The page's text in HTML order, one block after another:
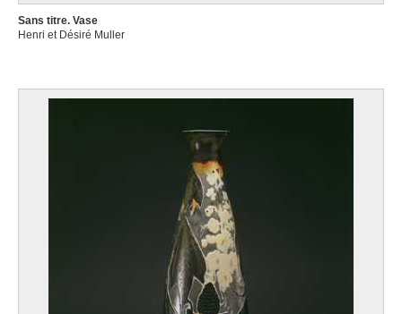
Sans titre. Vase
Henri et Désiré Muller